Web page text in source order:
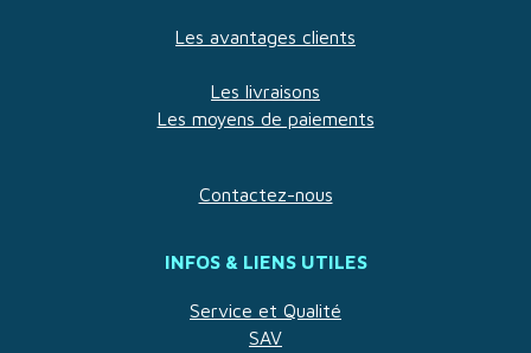
Les avantages clients
Les livraisons
Les moyens de paiements
Contactez-nous
INFOS & LIENS UTILES
Service et Qualité
SAV